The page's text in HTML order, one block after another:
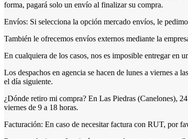
forma, pagará solo un envío al finalizar su compra.
Envíos: Si selecciona la opción mercado envíos, le
También le ofrecemos envíos externos mediante la
En cualquiera de los casos, nos es imposible entregar en
Los despachos en agencia se hacen de lunes a viernes a
el día siguiente.
¿Dónde retiro mi compra? En Las Piedras (Canelones),
viernes de 9 a 18 horas.
Facturación: En caso de necesitar factura con RUT, por